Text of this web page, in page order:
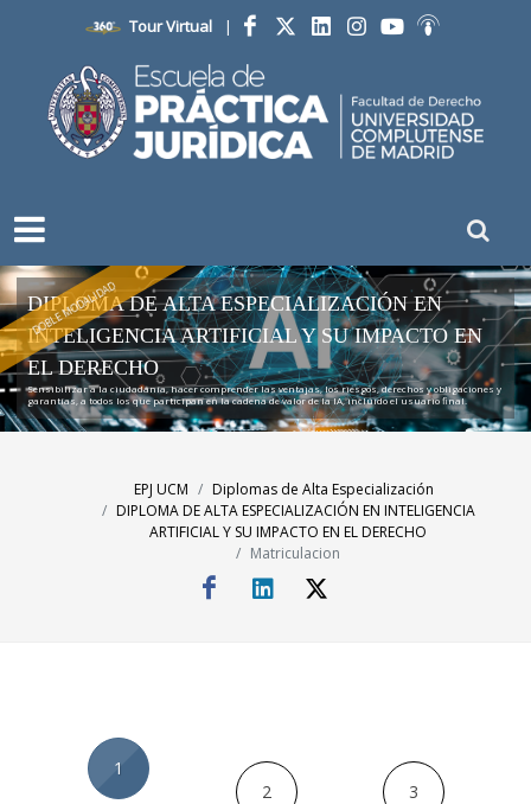
Tour Virtual |
Facebook
DOBLE MODALIDAD
DIPLOMA DE ALTA ESPECIALIZACIÓN EN
INTELIGENCIA ARTIFICIAL Y SU IMPACTO EN
EL DERECHO
Sensibilizar a la ciudadanía, hacer comprender las ventajas, los riesgos, derechos y obligaciones y
garantías, a todos los que participan en la cadena de valor de la IA, incluido el usuario final.
EPJ UCM
Diplomas de Alta Especialización
DIPLOMA DE ALTA ESPECIALIZACIÓN EN INTELIGENCIA
ARTIFICIAL Y SU IMPACTO EN EL DERECHO
Matriculacion
1
2 3